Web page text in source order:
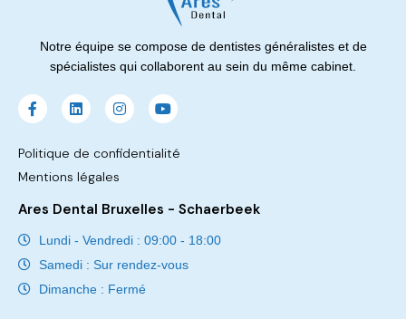
Notre équipe se compose de dentistes généralistes et de
spécialistes qui collaborent au sein du même cabinet.
Politique de confidentialité
Mentions légales
Ares Dental Bruxelles - Schaerbeek
Lundi - Vendredi : 09:00 - 18:00
Samedi : Sur rendez-vous
Dimanche : Fermé